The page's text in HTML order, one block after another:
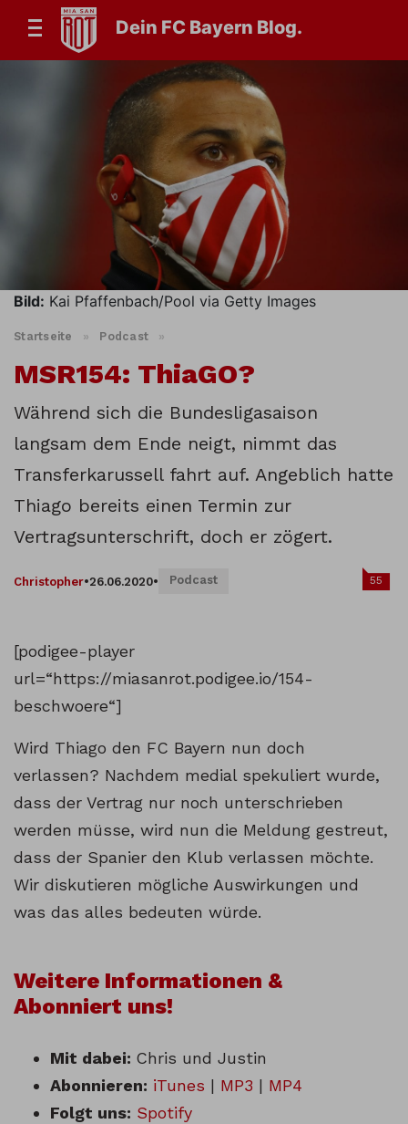
Dein FC Bayern Blog.
Bild: Kai Pfaffenbach/Pool via Getty Images
Startseite » Podcast »
MSR154: ThiaGO?
Während sich die Bundesligasaison
langsam dem Ende neigt, nimmt das
Transferkarussell fahrt auf. Angeblich hatte
Thiago bereits einen Termin zur
Vertragsunterschrift, doch er zögert.
Christopher•26.06.2020• Podcast 55
[podigee-player
url=“https://miasanrot.podigee.io/154-
beschwoere“]
Wird Thiago den FC Bayern nun doch
verlassen? Nachdem medial spekuliert wurde,
dass der Vertrag nur noch unterschrieben
werden müsse, wird nun die Meldung gestreut,
dass der Spanier den Klub verlassen möchte.
Wir diskutieren mögliche Auswirkungen und
was das alles bedeuten würde.
Weitere Informationen &
Abonniert uns!
Mit dabei: Chris und Justin
Abonnieren: iTunes | MP3 | MP4
Folgt uns: Spotify